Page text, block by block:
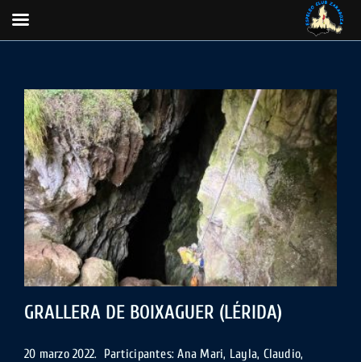
contenido
GRALLERA DE BOIXAGUER (LÉRIDA)
20 marzo 2022. Participantes: Ana Mari, Layla, Claudio,